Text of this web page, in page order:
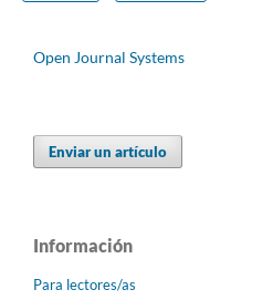
Open Journal Systems
Enviar un artículo
Información
Para lectores/as